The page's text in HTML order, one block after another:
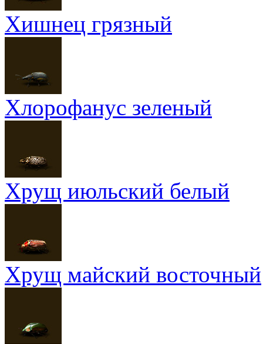
Хишнец грязный
Хлорофанус зеленый
Хрущ июльский белый
Хрущ майский восточный